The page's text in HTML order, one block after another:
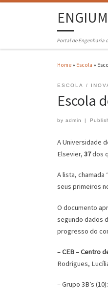
ENGIUM
Portal de Engenharia
Home » Escola »
ESCOLA
Escola
by admin |
A Universidade
Elsevier, 37dos
A lista, chamada
seus primeiros
O documento
segundo dados
progresso do
–CEB – Centro
Rodrigues,
– Grupo 3B’s